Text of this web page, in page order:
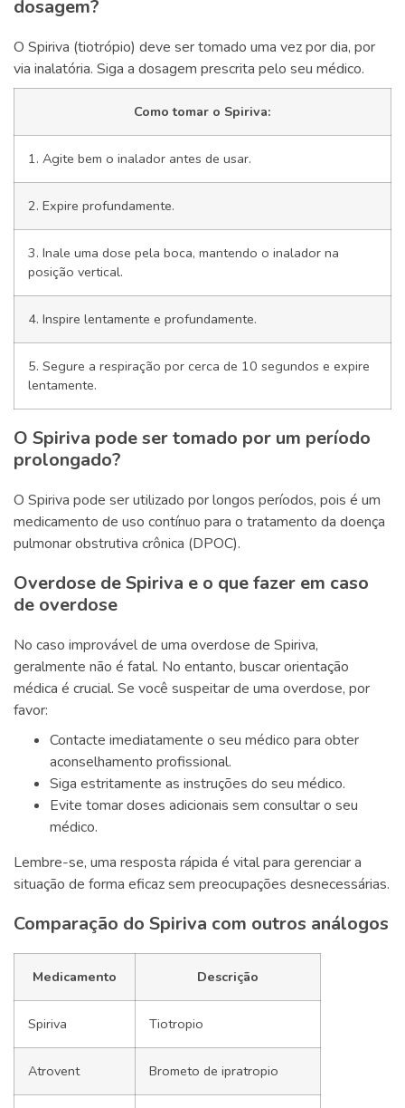
dosagem?
O Spiriva (tiotrópio) deve ser tomado uma vez por dia, por
via inalatória. Siga a dosagem prescrita pelo seu médico.
Como tomar o Spiriva:
1. Agite bem o inalador antes de usar.
2. Expire profundamente.
3. Inale uma dose pela boca, mantendo o inalador na
posição vertical.
4. Inspire lentamente e profundamente.
5. Segure a respiração por cerca de 10 segundos e expire
lentamente.
O Spiriva pode ser tomado por um período
prolongado?
O Spiriva pode ser utilizado por longos períodos, pois é um
medicamento de uso contínuo para o tratamento da doença
pulmonar obstrutiva crônica (DPOC).
Overdose de Spiriva e o que fazer em caso
de overdose
No caso improvável de uma overdose de Spiriva,
geralmente não é fatal. No entanto, buscar orientação
médica é crucial. Se você suspeitar de uma overdose, por
favor:
Contacte imediatamente o seu médico para obter
aconselhamento profissional.
Siga estritamente as instruções do seu médico.
Evite tomar doses adicionais sem consultar o seu
médico.
Lembre-se, uma resposta rápida é vital para gerenciar a
situação de forma eficaz sem preocupações desnecessárias.
Comparação do Spiriva com outros análogos
Medicamento Descrição
Spiriva Tiotropio
Atrovent Brometo de ipratropio